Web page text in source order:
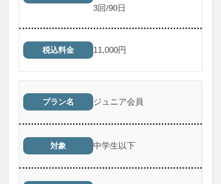
3回/90日
税込料金 11,000円
プラン名 ジュニア会員
対象 中学生以下